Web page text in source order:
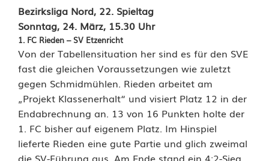
i
t
z
e
n
r
e
Bezirksliga Nord, 22. Spieltag
Sonntag, 24. März, 15.30 Uhr
1. FC Rieden – SV Etzenricht
Von der Tabellensituation her sind es für den SVE
fast die gleichen Voraussetzungen wie zuletzt
gegen Schmidmühlen. Rieden arbeitet am
„Projekt Klassenerhalt“ und visiert Platz 12 in der
Endabrechnung an. 13 von 16 Punkten holte der
1. FC bisher auf eigenem Platz. Im Hinspiel
lieferte Rieden eine gute Partie und glich zweimal
die SV-Führung aus. Am Ende stand ein 4:2-Sieg